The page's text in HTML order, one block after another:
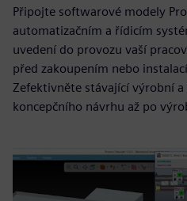
Připojte softwarové modely
automatizačním a řídicím
uvedení do provozu vaší
před zakoupením nebo
Zefektivněte stávající výrobní
koncepčního návrhu až po